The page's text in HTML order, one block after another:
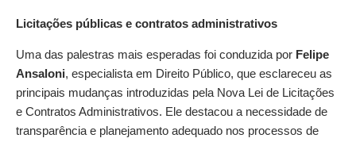
Licitações públicas e contratos administrativos
Uma das palestras mais esperadas foi conduzida por Felipe
Ansaloni, especialista em Direito Público, que esclareceu as
principais mudanças introduzidas pela Nova Lei de Licitações
e Contratos Administrativos. Ele destacou a necessidade de
transparência e planejamento adequado nos processos de